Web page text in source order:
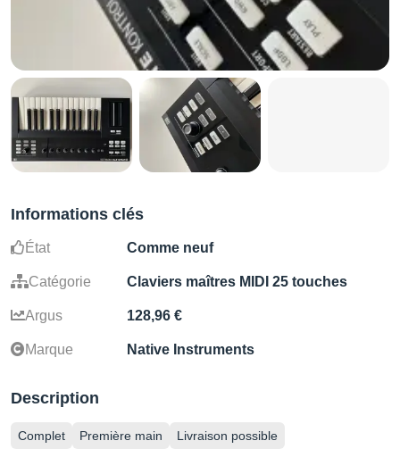
Informations clés
État Comme neuf
Catégorie Claviers maîtres MIDI 25 touches
Argus 128,96 €
Marque Native Instruments
Description
Complet Première main Livraison possible